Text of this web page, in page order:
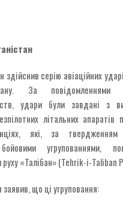
серію авіаційних
За повідомленнями
удари були завдані з
літальних апаратів
які, за твердженням
бойовими угрупованнями,
руху «Талібан» (Tehrik-i-Taliban
що ці угруповання: